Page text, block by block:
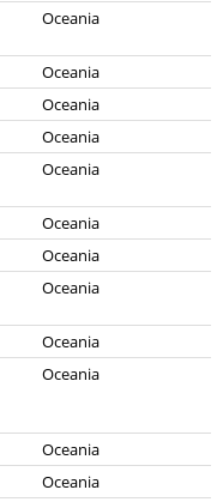
Oceania
Oceania
Oceania
Oceania
Oceania
Oceania
Oceania
Oceania
Oceania
Oceania
Oceania
Oceania